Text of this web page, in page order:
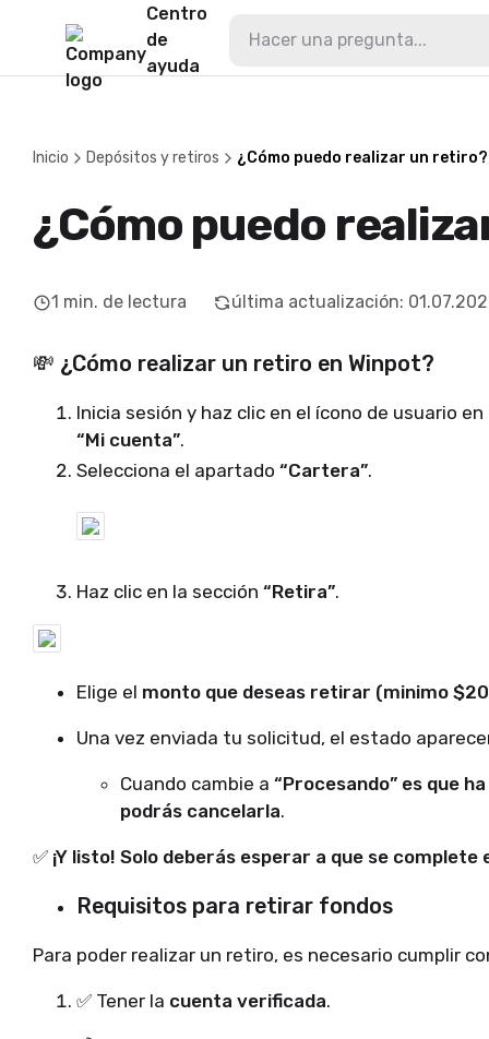
Centro
de
ayuda
Inicio Depósitos y retiros ¿Cómo puedo realizar un retiro?
¿Cómo puedo
1 min. de lectura última actualización:
💸 ¿Cómo realizar un retiro en Winpot?
Inicia sesión y haz clic en el ícono de usuario
“Mi cuenta”.
Selecciona el apartado “Cartera”.
Haz clic en la sección “Retira”.
Elige el monto que deseas retirar (minimo
Una vez enviada tu solicitud, el estado
Cuando cambie a “Procesando” es que
podrás cancelarla.
✅ ¡Y listo! Solo deberás esperar a que se complete
Requisitos para retirar fondos
Para poder realizar un retiro, es necesario cumplir
✅ Tener la cuenta verificada.